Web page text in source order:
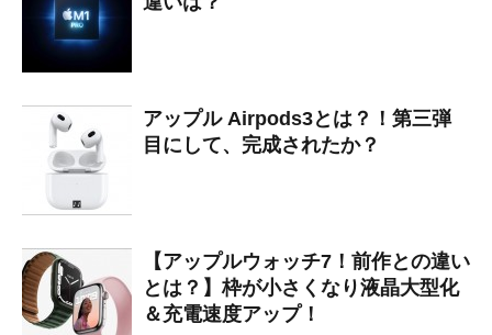
アップル Airpods3とは？！第三弾
目にして、完成されたか？
【アップルウォッチ7！前作との違い
とは？】枠が小さくなり液晶大型化
＆充電速度アップ！